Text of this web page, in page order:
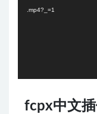
.mp4?_=1
fcpx中文